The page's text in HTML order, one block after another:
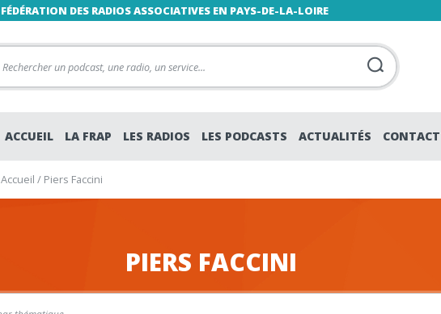
FÉDÉRATION DES RADIOS ASSOCIATIVES EN PAYS-DE-LA-LOIRE
ACCUEIL LA FRAP LES RADIOS LES PODCASTS ACTUALITÉS CONTACT
Accueil / Piers Faccini
PIERS FACCINI